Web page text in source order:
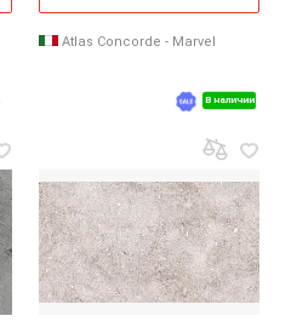
В наличии
Atlas Concorde - Marvel